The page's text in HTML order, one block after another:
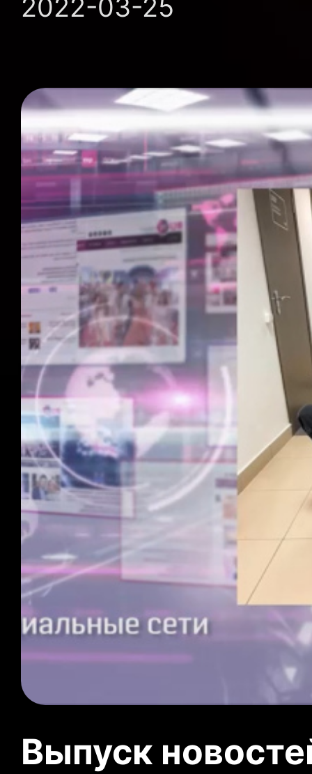
2022-03-25
Выпуск